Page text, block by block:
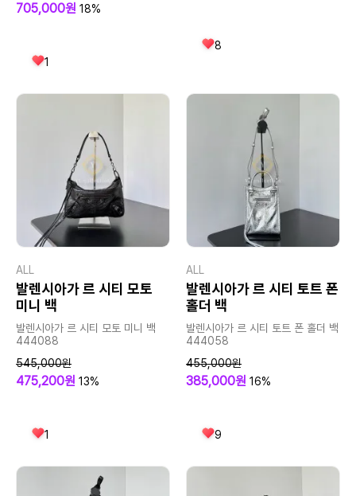
705,000원 18%
1
8
ALL
발렌시아가 르 시티 모토
미니 백
발렌시아가 르 시티 모토 미니 백
444088
545,000원
475,200원 13%
1
ALL
발렌시아가 르 시티 토트 폰
홀더 백
발렌시아가 르 시티 토트 폰 홀더 백
444058
455,000원
385,000원 16%
9